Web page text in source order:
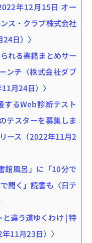
年12月15日 オー
ス・クラブ株式会社
日）〉
れる書籍まとめサー
ンチ〈株式会社ダブ
月24日）〉
するWeb診断テスト
テスターを募集しま
ース（2022年11月2
館風呂」に「10分で
聞く」読書も〈日テ
違う道ゆくわけ | 特
11月23日）〉